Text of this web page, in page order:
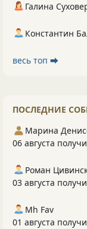
Галина
Константин
весь топ ⮕
ПОСЛЕДНИЕ
Марина
06 августа
Роман
03 августа
Mh Fav
01 августа